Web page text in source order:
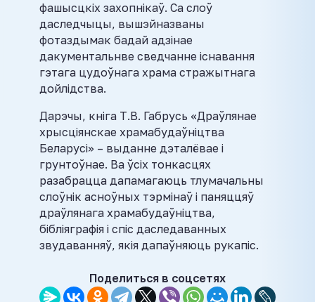
фашысцкіх захопнікаў. Са слоў
даследчыцы, вышэйназваны
фотаздымак бадай адзінае
дакументальнве сведчанне існавання
гэтага цудоўнага храма стражытнага
дойлідства.
Дарэчы, кніга Т.В. Габрусь «Драўлянае
хрысціянскае храмабудаўніцтва
Беларусі» – выданне дэталёвае і
грунтоўнае. Ва ўсіх тонкасцях
разабрацца дапамагаюць тлумачальны
слоўнік асноўных тэрмінаў і паняццяў
драўлянага храмабудаўніцтва,
бібліяграфія і спіс даследаванных
звудаванняў, якія дапаўняюць рукапіс.
Поделиться в соцсетях